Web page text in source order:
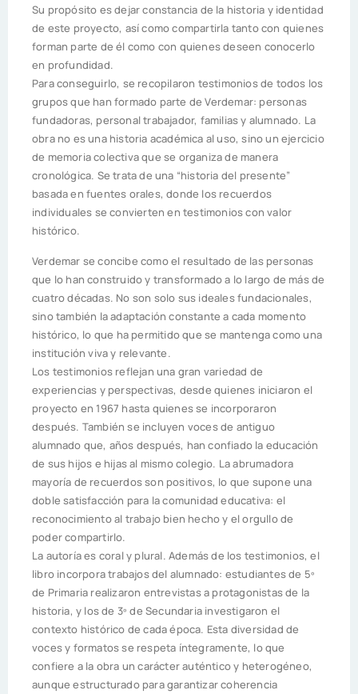
Su propósito es dejar constancia de la historia y identidad
de este proyecto, así como compartirla tanto con quienes
forman parte de él como con quienes deseen conocerlo
en profundidad.
Para conseguirlo, se recopilaron testimonios de todos los
grupos que han formado parte de Verdemar: personas
fundadoras, personal trabajador, familias y alumnado. La
obra no es una historia académica al uso, sino un ejercicio
de memoria colectiva que se organiza de manera
cronológica. Se trata de una “historia del presente”
basada en fuentes orales, donde los recuerdos
individuales se convierten en testimonios con valor
histórico.
Verdemar se concibe como el resultado de las personas
que lo han construido y transformado a lo largo de más de
cuatro décadas. No son solo sus ideales fundacionales,
sino también la adaptación constante a cada momento
histórico, lo que ha permitido que se mantenga como una
institución viva y relevante.
Los testimonios reflejan una gran variedad de
experiencias y perspectivas, desde quienes iniciaron el
proyecto en 1967 hasta quienes se incorporaron
después. También se incluyen voces de antiguo
alumnado que, años después, han confiado la educación
de sus hijos e hijas al mismo colegio. La abrumadora
mayoría de recuerdos son positivos, lo que supone una
doble satisfacción para la comunidad educativa: el
reconocimiento al trabajo bien hecho y el orgullo de
poder compartirlo.
La autoría es coral y plural. Además de los testimonios, el
libro incorpora trabajos del alumnado: estudiantes de 5º
de Primaria realizaron entrevistas a protagonistas de la
historia, y los de 3º de Secundaria investigaron el
contexto histórico de cada época. Esta diversidad de
voces y formatos se respeta íntegramente, lo que
confiere a la obra un carácter auténtico y heterogéneo,
aunque estructurado para garantizar coherencia